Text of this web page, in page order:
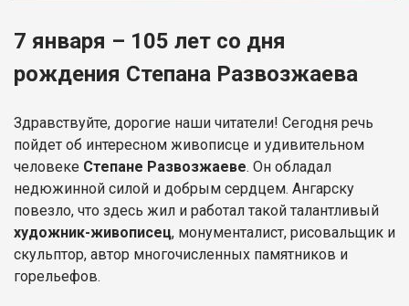
7 января – 105 лет со дня
рождения Степана Развозжаева
Здравствуйте, дорогие наши читатели! Сегодня речь
пойдет об интересном живописце и удивительном
человеке Степане Развозжаеве. Он обладал
недюжинной силой и добрым сердцем. Ангарску
повезло, что здесь жил и работал такой талантливый
художник-живописец, монументалист, рисовальщик и
скульптор, автор многочисленных памятников и
горельефов.